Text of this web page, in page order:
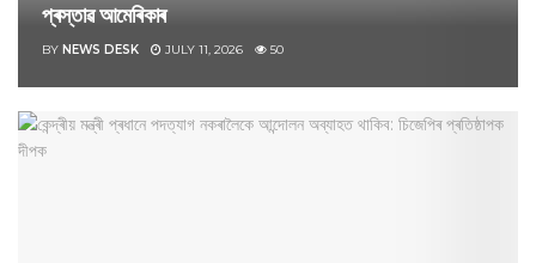
প্ৰস্তাৱ আমেৰিকাৰ
BY NEWS DESK JULY 11, 2026 50